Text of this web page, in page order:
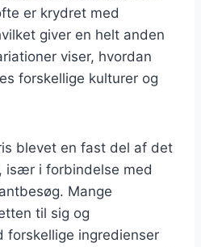
er krydret med
giver en helt anden
viser, hvordan
forskellige kulturer og
blevet en fast del af det
især i forbindelse med
Mange
til sig og
forskellige ingredienser